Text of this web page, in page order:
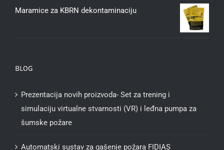
Maramice za KBRN dekontaminaciju
BLOG
Prezentacija novih proizvoda- Set za trening i
simulaciju virtualne stvarnosti (VR) i leđna pumpa za
šumske požare
Automatski sustav za gašenje požara FIDIAS